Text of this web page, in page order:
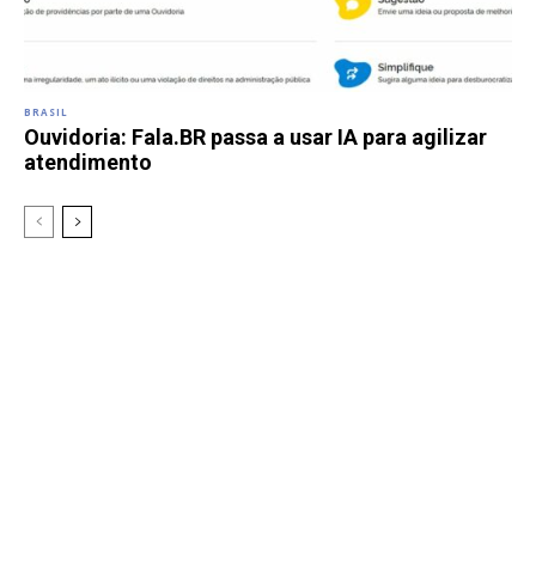
BRASIL
Ouvidoria: Fala.BR passa a usar IA para agilizar
atendimento